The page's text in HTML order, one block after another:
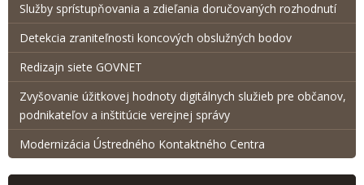
Služby sprístupňovania a zdieľania doručovaných rozhodnutí
Detekcia zraniteľnosti koncových obslužných bodov
Redizajn siete GOVNET
Zvyšovanie úžitkovej hodnoty digitálnych služieb pre občanov,
podnikateľov a inštitúcie verejnej správy
Modernizácia Ústredného Kontaktného Centra